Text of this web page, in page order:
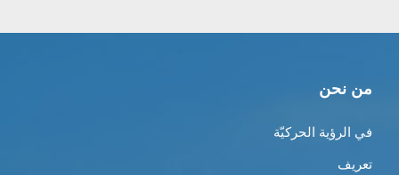
من نحن
في الرؤية الحركيّة
تعريف